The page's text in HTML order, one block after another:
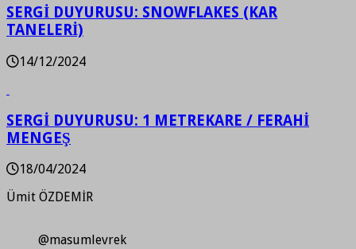
SERGİ DUYURUSU: SNOWFLAKES (KAR
TANELERİ)
14/12/2024
SERGİ DUYURUSU: 1 METREKARE / FERAHİ
MENGEŞ
18/04/2024
Ümit ÖZDEMİR
@masumlevrek